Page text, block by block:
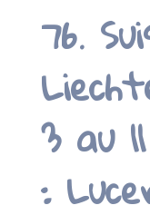
76.
3 au
: